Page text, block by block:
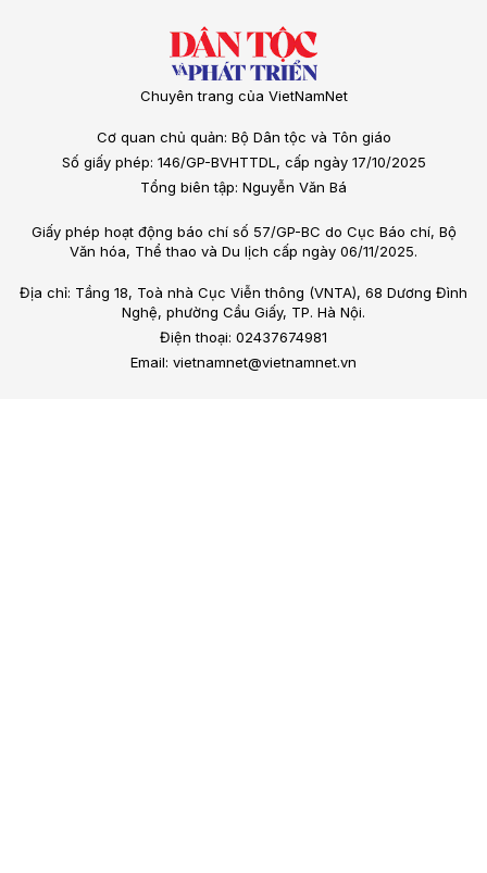
Chuyên trang của VietNamNet
Cơ quan chủ quản: Bộ Dân tộc và Tôn giáo
Số giấy phép: 146/GP-BVHTTDL, cấp ngày 17/10/2025
Tổng biên tập: Nguyễn Văn Bá
Giấy phép hoạt động báo chí số 57/GP-BC do Cục Báo chí, Bộ
Văn hóa, Thể thao và Du lịch cấp ngày 06/11/2025.
Địa chỉ: Tầng 18, Toà nhà Cục Viễn thông (VNTA), 68 Dương Đình
Nghệ, phường Cầu Giấy, TP. Hà Nội.
Điện thoại: 02437674981
Email: vietnamnet@vietnamnet.vn